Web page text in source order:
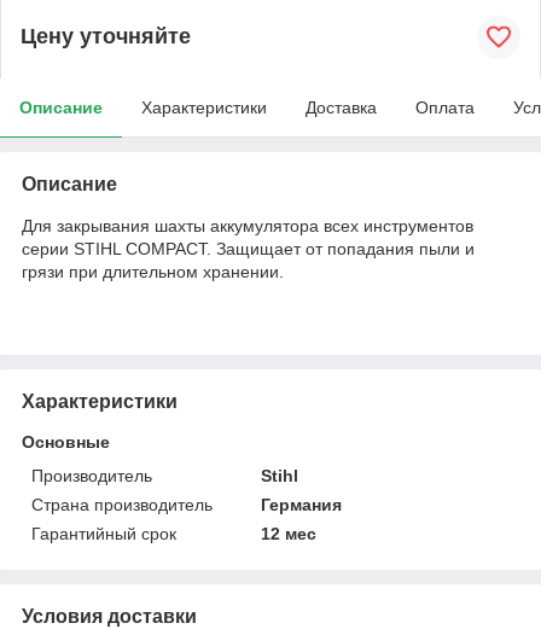
Цену уточняйте
Описание Характеристики Доставка Оплата
Описание
Для закрывания шахты аккумулятора всех инструментов
серии STIHL COMPACT. Защищает от попадания пыли и
грязи при длительном хранении.
Характеристики
Основные
Производитель
Stihl
Страна производитель
Германия
Гарантийный срок
12 мес
Условия доставки